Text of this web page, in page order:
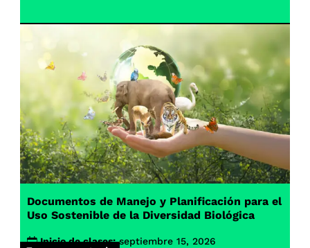
Documentos de Manejo y Planificación para el
Uso Sostenible de la Diversidad Biológica
Inicio de clases: septiembre 15, 2026